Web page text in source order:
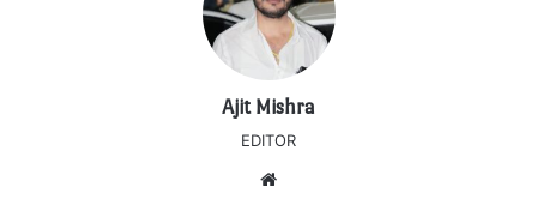
Ajit Mishra
EDITOR